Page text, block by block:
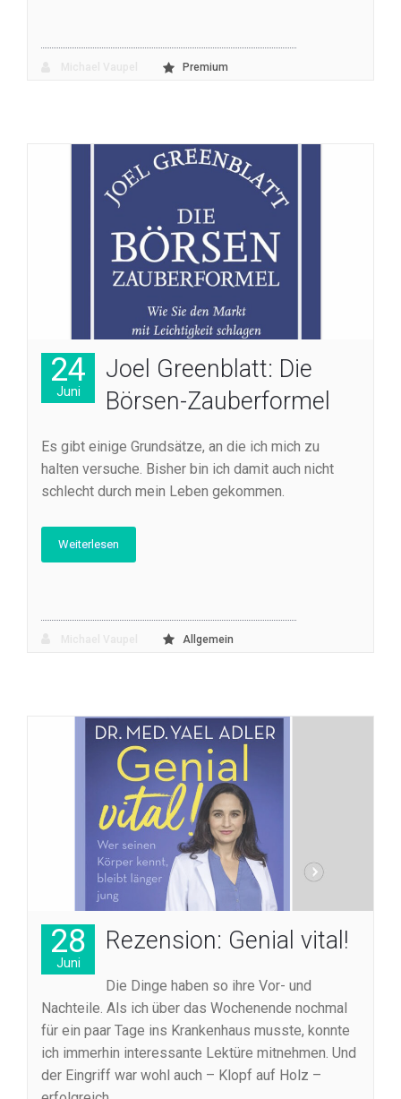
Premium
24
Juni
Joel Greenblatt: Die
Börsen-Zauberformel
Es gibt einige Grundsätze, an die ich mich zu
halten versuche. Bisher bin ich damit auch nicht
schlecht durch mein Leben gekommen.
Weiterlesen
Allgemein
28
Juni
Rezension: Genial vital!
Die Dinge haben so ihre Vor- und
Nachteile. Als ich über das Wochenende nochmal
für ein paar Tage ins Krankenhaus musste, konnte
ich immerhin interessante Lektüre mitnehmen. Und
der Eingriff war wohl auch – Klopf auf Holz –